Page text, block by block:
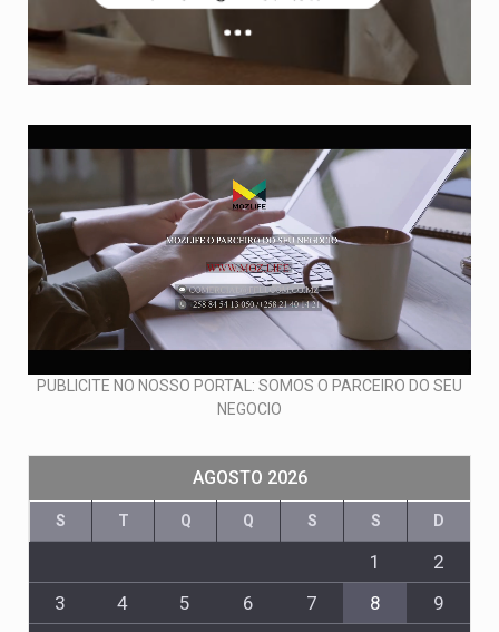
PUBLICITE NO NOSSO PORTAL: SOMOS O PARCEIRO DO SEU
NEGOCIO
AGOSTO 2026
S T Q Q S S D
1
2
3
4 5 6 7 8
9